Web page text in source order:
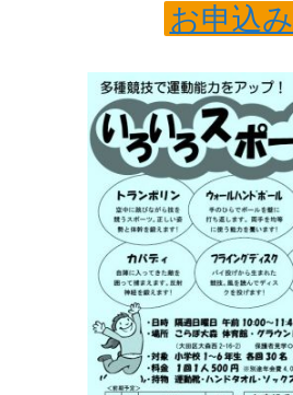
お申込み